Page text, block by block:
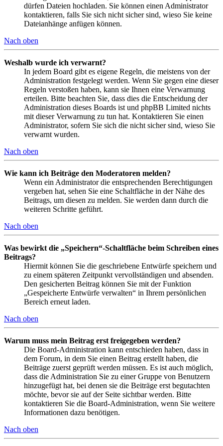
dürfen Dateien hochladen. Sie können einen Administrator
kontaktieren, falls Sie sich nicht sicher sind, wieso Sie keine
Dateianhänge anfügen können.
Nach oben
Weshalb wurde ich verwarnt?
In jedem Board gibt es eigene Regeln, die meistens von der
Administration festgelegt werden. Wenn Sie gegen eine dieser
Regeln verstoßen haben, kann sie Ihnen eine Verwarnung
erteilen. Bitte beachten Sie, dass dies die Entscheidung der
Administration dieses Boards ist und phpBB Limited nichts
mit dieser Verwarnung zu tun hat. Kontaktieren Sie einen
Administrator, sofern Sie sich die nicht sicher sind, wieso Sie
verwarnt wurden.
Nach oben
Wie kann ich Beiträge den Moderatoren melden?
Wenn ein Administrator die entsprechenden Berechtigungen
vergeben hat, sehen Sie eine Schaltfläche in der Nähe des
Beitrags, um diesen zu melden. Sie werden dann durch die
weiteren Schritte geführt.
Nach oben
Was bewirkt die „Speichern“-Schaltfläche beim Schreiben eines
Beitrags?
Hiermit können Sie die geschriebene Entwürfe speichern und
zu einem späteren Zeitpunkt vervollständigen und absenden.
Den gesicherten Beitrag können Sie mit der Funktion
„Gespeicherte Entwürfe verwalten“ in Ihrem persönlichen
Bereich erneut laden.
Nach oben
Warum muss mein Beitrag erst freigegeben werden?
Die Board-Administration kann entschieden haben, dass in
dem Forum, in dem Sie einen Beitrag erstellt haben, die
Beiträge zuerst geprüft werden müssen. Es ist auch möglich,
dass die Administration Sie zu einer Gruppe von Benutzern
hinzugefügt hat, bei denen sie die Beiträge erst begutachten
möchte, bevor sie auf der Seite sichtbar werden. Bitte
kontaktieren Sie die Board-Administration, wenn Sie weitere
Informationen dazu benötigen.
Nach oben